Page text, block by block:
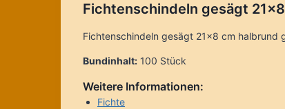
Fichtenschindeln gesägt
Fichtenschindeln gesägt 21×8 cm halbrund
Bundinhalt: 100 Stück
Weitere Informationen:
Fichte